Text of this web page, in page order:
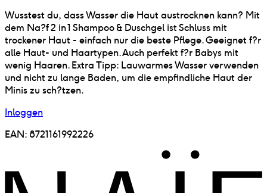
Wusstest du, dass Wasser die Haut austrocknen kann? Mit
dem Na?f 2 in 1 Shampoo & Duschgel ist Schluss mit
trockener Haut - einfach nur die beste Pflege. Geeignet f?r
alle Haut- und Haartypen. Auch perfekt f?r Babys mit
wenig Haaren. Extra Tipp: Lauwarmes Wasser verwenden
und nicht zu lange Baden, um die empfindliche Haut der
Minis zu sch?tzen.
Inloggen
EAN: 8721161992226